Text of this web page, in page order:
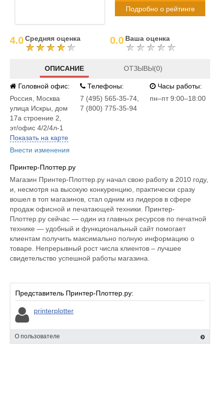
Подробно о рейтинге
4.0Средняя оценка 0.0 Ваша оценка
ОПИСАНИЕ ОТЗЫВЫ(0)
Головной офис:
Россия
Москва
улица Искры, дом
17а строение 2,
эт/офис 4/2/4л-1
Показать на карте
Внести изменения
Телефоны:
7 (495) 565-35-74,
7 (800) 775-35-94
Часы работы:
пн–пт 9:00–18:00
Принтер-Плоттер.ру
Магазин Принтер-Плоттер.ру начал свою работу в 2010 году,
и, несмотря на высокую конкуренцию, практически сразу
вошел в топ магазинов, стал одним из лидеров в сфере
продаж офисной и печатающей техники. Принтер-
Плоттер.ру сейчас — один из главных ресурсов по печатной
технике — удобный и функциональный сайт помогает
клиентам получить максимально полную информацию о
товаре. Непрерывный рост числа клиентов – лучшее
свидетельство успешной работы магазина.
Представитель Принтер-Плоттер.ру:
printerplotter
О пользователе